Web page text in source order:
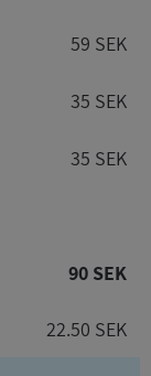
59 SEK
35 SEK
35 SEK
90 SEK
22.50 SEK